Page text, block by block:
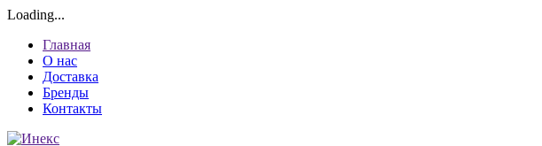
Loading...
Главная
О нас
Доставка
Бренды
Контакты